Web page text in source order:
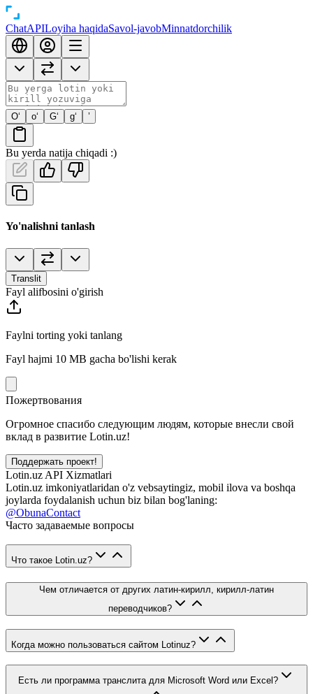
ChatAPILoyiha haqidaSavol-javobMinnatdorchilik
O‘ o‘ G‘ g‘ ’
Bu yerda natija chiqadi :)
Yo'nalishni tanlash
Translit
Fayl alifbosini o'girish
Faylni torting yoki tanlang
Fayl hajmi 10 MB gacha bo'lishi kerak
Пожертвования
Огромное спасибо следующим людям, которые внесли свой
вклад в развитие Lotin.uz!
Поддержать проект!
Lotin.uz API Xizmatlari
Lotin.uz imkoniyatlaridan o'z vebsaytingiz, mobil ilova va boshqa
joylarda foydalanish uchun biz bilan bog'laning:
@ObunaContact
Часто задаваемые вопросы
Что такое Lotin.uz?
Чем отличается от других латин-кирилл, кирилл-латин
переводчиков?
Когда можно пользоваться сайтом Lotinuz?
Есть ли программа транслита для Microsoft Word или Excel?